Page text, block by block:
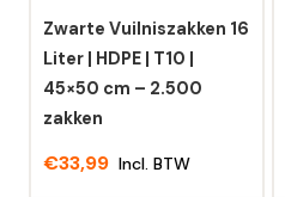
Zwarte Vuilniszakken 16
Liter | HDPE | T10 |
45×50 cm – 2.500
zakken
€33,99 Incl. BTW